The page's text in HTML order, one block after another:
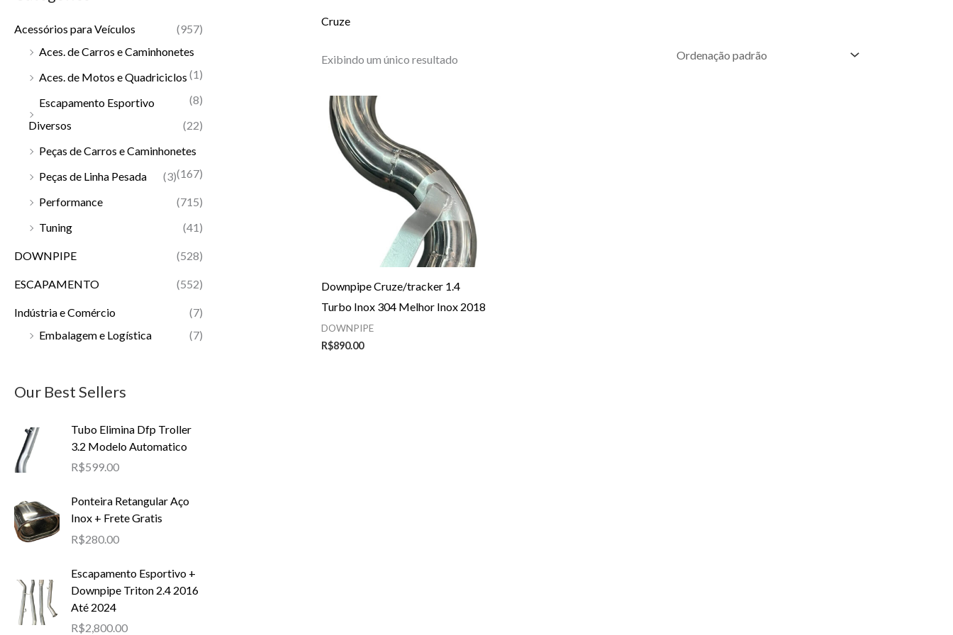
Acessórios para Veículos
(957)
Aces. de Carros e Caminhonetes
(1)
Aces. de Motos e Quadriciclos
(8)
Escapamento Esportivo
Diversos
(22)
Peças de Carros e Caminhonetes
(167)
Peças de Linha Pesada
(3)
Performance
(715)
Tuning
(41)
DOWNPIPE (528)
ESCAPAMENTO (552)
Indústria e Comércio
(7)
Embalagem e Logística
(7)
Our Best Sellers
Tubo Elimina Dfp Troller
3.2 Modelo Automatico
R$599.00
Ponteira Retangular Aço
Inox + Frete Gratis
R$280.00
Escapamento Esportivo +
Downpipe Triton 2.4 2016
Até 2024
R$2,800.00
Cruze
Exibindo um único resultado
Downpipe Cruze/tracker 1.4
Turbo Inox 304 Melhor Inox 2018
DOWNPIPE
R$890.00